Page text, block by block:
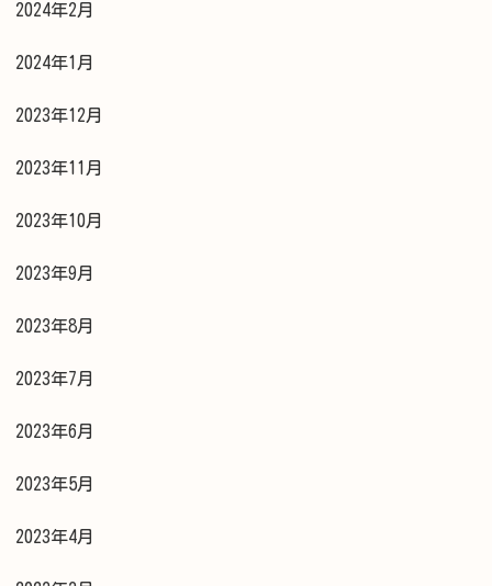
2024年2月
2024年1月
2023年12月
2023年11月
2023年10月
2023年9月
2023年8月
2023年7月
2023年6月
2023年5月
2023年4月